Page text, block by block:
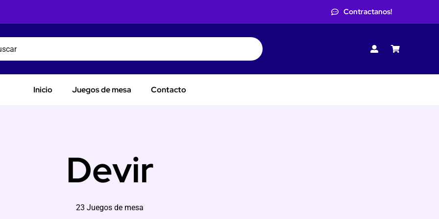
Contractanos!
Inicio Juegos de mesa Contacto
Devir
23 Juegos de mesa